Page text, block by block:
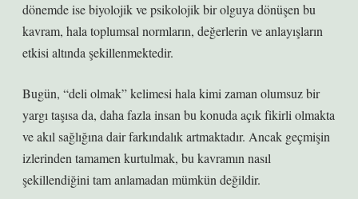
dönemde ise biyolojik ve psikolojik bir olguya dönüşen bu
kavram, hala toplumsal normların, değerlerin ve anlayışların
etkisi altında şekillenmektedir.
Bugün, “deli olmak” kelimesi hala kimi zaman olumsuz bir
yargı taşısa da, daha fazla insan bu konuda açık fikirli olmakta
ve akıl sağlığına dair farkındalık artmaktadır. Ancak geçmişin
izlerinden tamamen kurtulmak, bu kavramın nasıl
şekillendiğini tam anlamadan mümkün değildir.